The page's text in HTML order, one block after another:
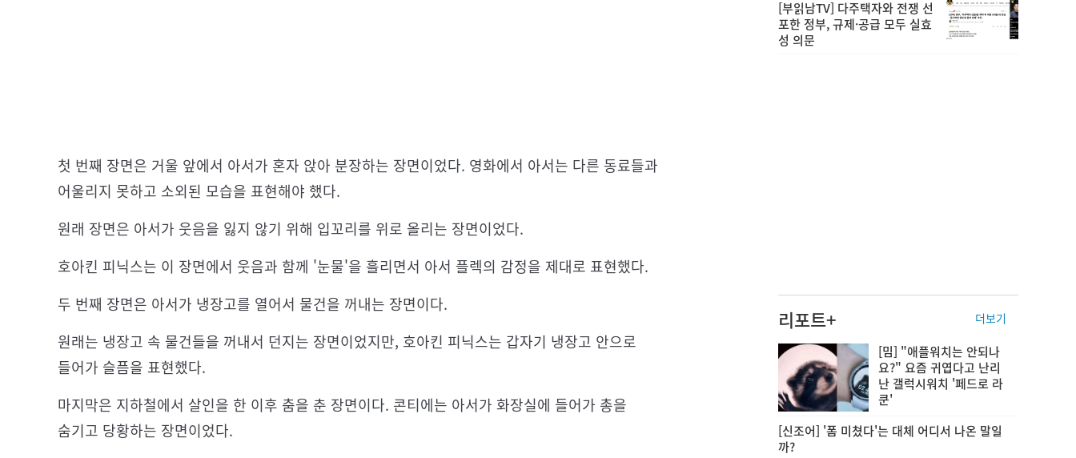
첫 번째 장면은 거울 앞에서 아서가 혼자 앉아 분장하는 장면이었다. 영화에서 아서는 다른 동료들과
어울리지 못하고 소외된 모습을 표현해야 했다.
원래 장면은 아서가 웃음을 잃지 않기 위해 입꼬리를 위로 올리는 장면이었다.
호아킨 피닉스는 이 장면에서 웃음과 함께 '눈물'을 흘리면서 아서 플렉의 감정을 제대로 표현했다.
두 번째 장면은 아서가 냉장고를 열어서 물건을 꺼내는 장면이다.
원래는 냉장고 속 물건들을 꺼내서 던지는 장면이었지만, 호아킨 피닉스는 갑자기 냉장고 안으로
들어가 슬픔을 표현했다.
마지막은 지하철에서 살인을 한 이후 춤을 춘 장면이다. 콘티에는 아서가 화장실에 들어가 총을
숨기고 당황하는 장면이었다.
[부읽남TV] 다주택자와 전쟁 선
포한 정부, 규제·공급 모두 실효
성 의문
리포트+ 더보기
[밈] "애플워치는 안되나
요?" 요즘 귀엽다고 난리
난 갤럭시워치 '페드로 라
쿤'
[신조어] '폼 미쳤다'는 대체 어디서 나온 말일
까?